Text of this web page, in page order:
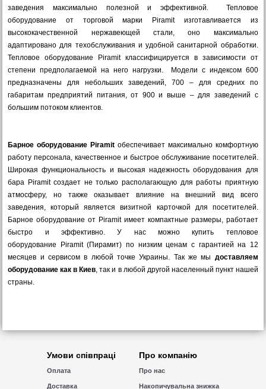
заведения максимально полезной и эффективной. Тепловое
оборудование от торговой марки Piramit изготавливается из
высококачественной нержавеющей стали, оно максимально
адаптировано для техобслуживания и удобной санитарной обработки.
Тепловое оборудование Piramit классифицируется в зависимости от
степени предполагаемой на него нагрузки. Модели с индексом 600
предназначены для небольших заведений, 700 – для средних по
габаритам предприятий питания, от 900 и выше – для заведений с
большим потоком клиентов.
Барное оборудование Piramit обеспечивает максимально комфортную
работу персонала, качественное и быстрое обслуживание посетителей.
Широкая функциональность и высокая надежность оборудования для
бара Piramit создает не только располагающую для работы приятную
атмосферу, но также оказывает влияние на внешний вид всего
заведения, который является визитной карточкой для посетителей.
Барное оборудование от Piramit имеет компактные размеры, работает
быстро и эффективно. У нас можно купить тепловое
оборудование Piramit (Пирамит) по низким ценам с гарантией на 12
месяцев и сервисом в любой точке Украины. Так же мы доставляем
оборудование как в Киев, так и в любой другой населенный пункт нашей
страны.
Умови співпраці
Оплата
Доставка
Про компанію
Про нас
Накопичувальна знижка